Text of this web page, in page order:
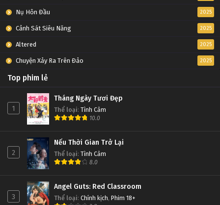
Nụ Hôn Đầu 2025
Cảnh Sát Siêu Năng 2025
Altered 2025
Chuyện Xảy Ra Trên Đảo 2025
Top phim lẻ
1
Tháng Ngày Tươi Đẹp
Thể loại: Tình Cảm
10.0
2
Nếu Thời Gian Trở Lại
Thể loại: Tình Cảm
8.0
3
Angel Guts: Red Classroom
Thể loại: Chính kịch, Phim 18+